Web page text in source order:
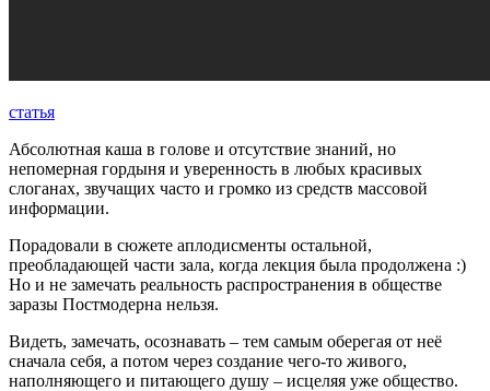
статья
Абсолютная каша в голове и отсутствие знаний, но
непомерная гордыня и уверенность в любых красивых
слоганах, звучащих часто и громко из средств массовой
информации.
Порадовали в сюжете аплодисменты остальной,
преобладающей части зала, когда лекция была продолжена :)
Но и не замечать реальность распространения в обществе
заразы Постмодерна нельзя.
Видеть, замечать, осознавать – тем самым оберегая от неё
сначала себя, а потом через создание чего-то живого,
наполняющего и питающего душу – исцеляя уже общество.